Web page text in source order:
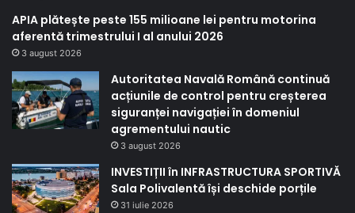
APIA plătește peste 155 milioane lei pentru motorina
aferentă trimestrului I al anului 2026
3 august 2026
Autoritatea Navală Română continuă
acțiunile de control pentru creșterea
siguranței navigației în domeniul
agrementului nautic
3 august 2026
INVESTIȚII în INFRASTRUCTURA SPORTIVĂ
Sala Polivalentă își deschide porțile
31 iulie 2026